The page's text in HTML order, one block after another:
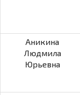
Аникина
Людмила
Юрьевна